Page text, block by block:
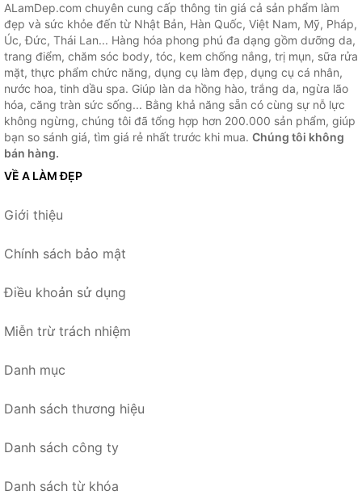
ALamDep.com chuyên cung cấp thông tin giá cả sản phẩm làm
đẹp và sức khỏe đến từ Nhật Bản, Hàn Quốc, Việt Nam, Mỹ, Pháp,
Úc, Đức, Thái Lan... Hàng hóa phong phú đa dạng gồm dưỡng da,
trang điểm, chăm sóc body, tóc, kem chống nắng, trị mụn, sữa rửa
mặt, thực phẩm chức năng, dụng cụ làm đẹp, dụng cụ cá nhân,
nước hoa, tinh dầu spa. Giúp làn da hồng hào, trắng da, ngừa lão
hóa, căng tràn sức sống... Bằng khả năng sẵn có cùng sự nỗ lực
không ngừng, chúng tôi đã tổng hợp hơn 200.000 sản phẩm, giúp
bạn so sánh giá, tìm giá rẻ nhất trước khi mua. Chúng tôi không
bán hàng.
VỀ A LÀM ĐẸP
Giới thiệu
Chính sách bảo mật
Điều khoản sử dụng
Miễn trừ trách nhiệm
Danh mục
Danh sách thương hiệu
Danh sách công ty
Danh sách từ khóa